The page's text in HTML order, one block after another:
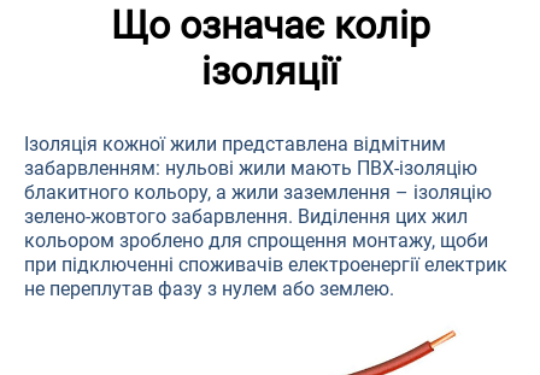
Що означає колір
ізоляції
Ізоляція кожної жили представлена ​​відмітним
забарвленням: нульові жили мають ПВХ-ізоляцію
блакитного кольору, а жили заземлення – ізоляцію
зелено-жовтого забарвлення. Виділення цих жил
кольором зроблено для спрощення монтажу, щоби
при підключенні споживачів електроенергії електрик
не переплутав фазу з нулем або землею.